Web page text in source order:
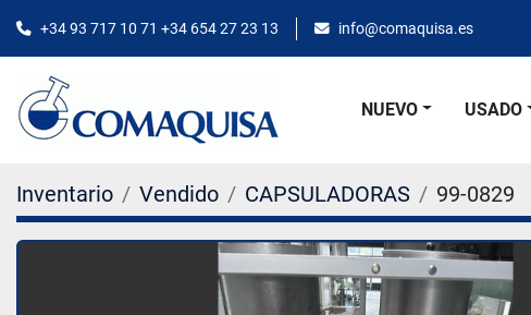
+34 93 717 10 71 +34 654 27 23 13 info@comaquisa.es
NUEVO USADO
Inventario Vendido CAPSULADORAS 99-0829